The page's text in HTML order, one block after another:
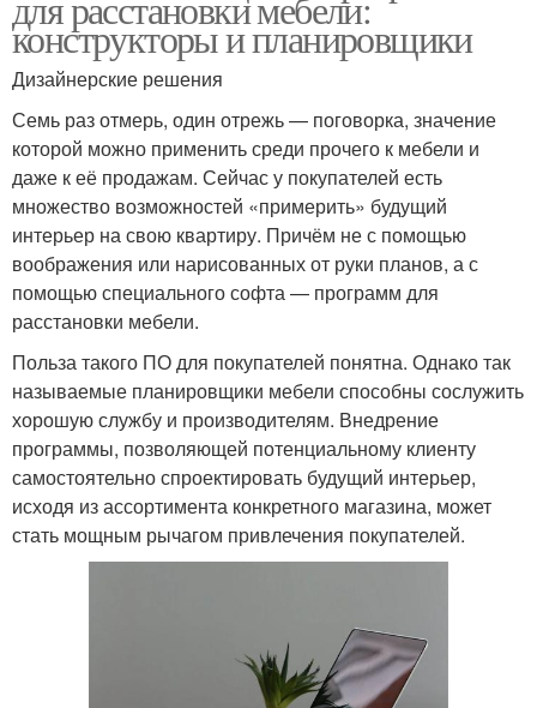
конструкторы и планировщики
Дизайнерские решения
Семь раз отмерь, один отрежь — поговорка, значение
которой можно применить среди прочего к мебели и
даже к её продажам. Сейчас у покупателей есть
множество возможностей «примерить» будущий
интерьер на свою квартиру. Причём не с помощью
воображения или нарисованных от руки планов, а с
помощью специального софта — программ для
расстановки мебели.
Польза такого ПО для покупателей понятна. Однако так
называемые планировщики мебели способны сослужить
хорошую службу и производителям. Внедрение
программы, позволяющей потенциальному клиенту
самостоятельно спроектировать будущий интерьер,
исходя из ассортимента конкретного магазина, может
стать мощным рычагом привлечения покупателей.